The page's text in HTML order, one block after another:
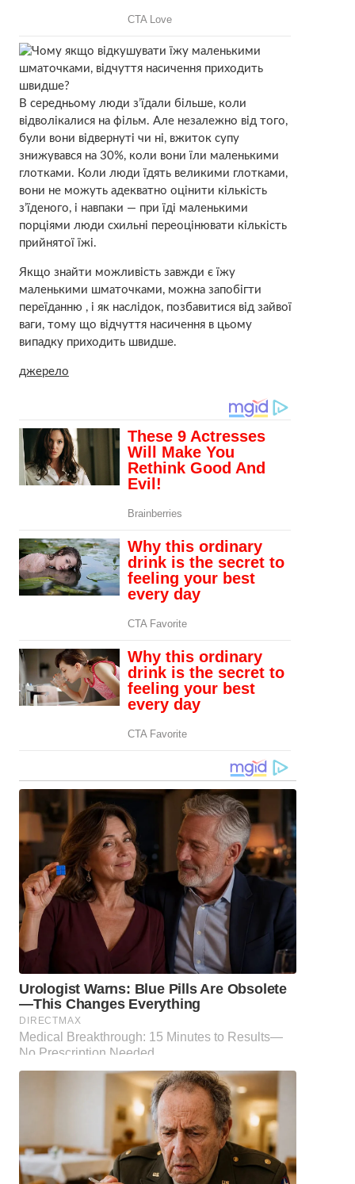
В середньому люди з’їдали більше, коли
відволікалися на фільм. Але незалежно від того,
були вони відвернуті чи ні, вжиток супу
знижувався на 30%, коли вони їли маленькими
глотками. Коли люди їдять великими глотками,
вони не можуть адекватно оцінити кількість
з’їденого, і навпаки — при їді маленькими
порціями люди схильні переоцінювати кількість
прийнятої їжі.
Якщо знайти можливість завжди є їжу
маленькими шматочками, можна запобігти
переїданню , і як наслідок, позбавитися від зайвої
ваги, тому що відчуття насичення в цьому
випадку приходить швидше.
джерело